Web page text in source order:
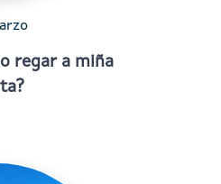
regar a miña